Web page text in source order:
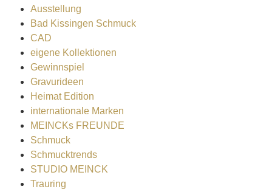
Ausstellung
Bad Kissingen Schmuck
CAD
eigene Kollektionen
Gewinnspiel
Gravurideen
Heimat Edition
internationale Marken
MEINCKs FREUNDE
Schmuck
Schmucktrends
STUDIO MEINCK
Trauring